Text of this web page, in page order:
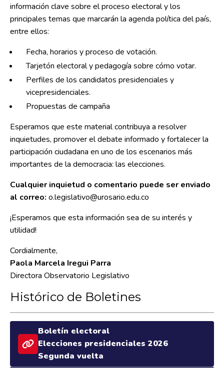
información clave sobre el proceso electoral y los
principales temas que marcarán la agenda política del país,
entre ellos:
Fecha, horarios y proceso de votación.
Tarjetón electoral y pedagogía sobre cómo votar.
Perfiles de los candidatos presidenciales y
vicepresidenciales.
Propuestas de campaña
Esperamos que este material contribuya a resolver
inquietudes, promover el debate informado y fortalecer la
participación ciudadana en uno de los escenarios más
importantes de la democracia: las elecciones.
Cualquier inquietud o comentario puede ser enviado
al correo: o.legislativo@urosario.edu.co
¡Esperamos que esta información sea de su interés y
utilidad!
Cordialmente,
Paola Marcela Iregui Parra
Directora Observatorio Legislativo
Histórico de Boletines
Boletín electoral
Elecciones presidenciales 2026
Segunda vuelta